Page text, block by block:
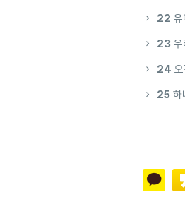
22
23우
24
25하